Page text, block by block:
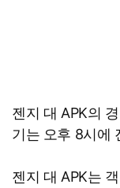
젠지 대 APK의
기는 오후 8시에
젠지 대 APK는